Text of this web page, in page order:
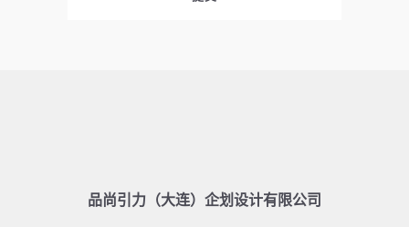
品尚引力（大连）企划设计有限公司